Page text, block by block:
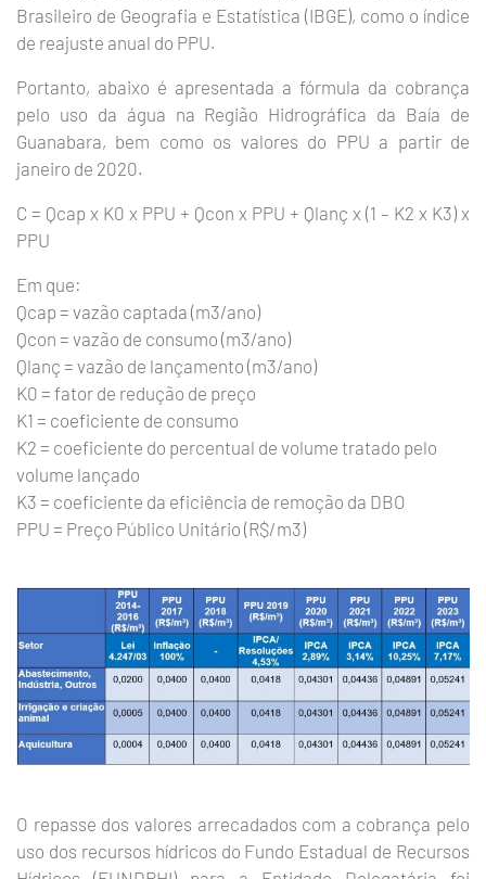
Brasileiro de Geografia e Estatística (IBGE), como o índice
de reajuste anual do PPU.
Portanto, abaixo é apresentada a fórmula da cobrança
pelo uso da água na Região Hidrográfica da Baía de
Guanabara, bem como os valores do PPU a partir de
janeiro de 2020.
C = Qcap x K0 x PPU + Qcon x PPU + Qlanç x (1 – K2 x K3) x
PPU
Em que:
Qcap = vazão captada (m3/ano)
Qcon = vazão de consumo (m3/ano)
Qlanç = vazão de lançamento (m3/ano)
K0 = fator de redução de preço
K1 = coeficiente de consumo
K2 = coeficiente do percentual de volume tratado pelo
volume lançado
K3 = coeficiente da eficiência de remoção da DBO
PPU = Preço Público Unitário (R$/m3)
O repasse dos valores arrecadados com a cobrança pelo
uso dos recursos hídricos do Fundo Estadual de Recursos